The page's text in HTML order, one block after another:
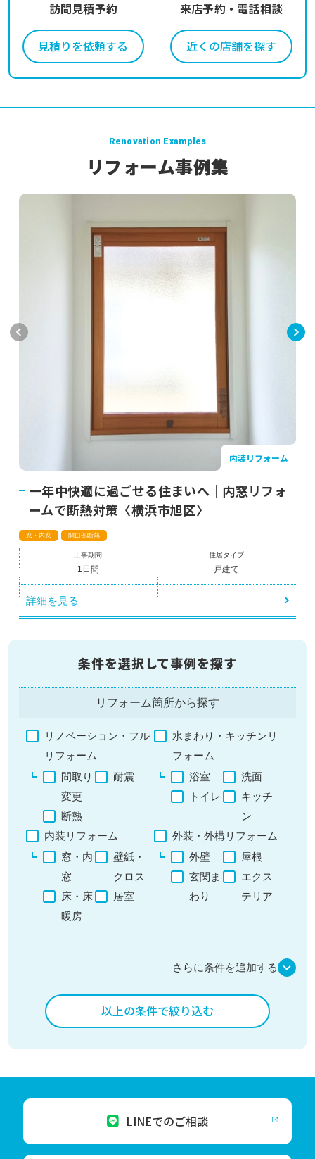
訪問見積予約
見積りを依頼する
来店予約・電話相談
近くの店舗を探す
Renovation Examples
リフォーム事例集
内装リフォーム
一年中快適に過ごせる住まいへ｜内窓リフォ
ームで断熱対策〈横浜市旭区〉
窓・内窓 開口部断熱
工事期間
1日間
住居タイプ
戸建て
詳細を見る
条件を選択して事例を探す
リフォーム箇所から探す
リノベーション・フル
リフォーム
間取り
変更
耐震
断熱
水まわり・キッチンリ
フォーム
浴室
洗面
トイレ
キッチ
ン
内装リフォーム
窓・内
窓
壁紙・
クロス
床・床
暖房
居室
外装・外構リフォーム
外壁
屋根
玄関ま
わり
エクス
テリア
さらに条件を追加する
以上の条件で絞り込む
LINEでのご相談